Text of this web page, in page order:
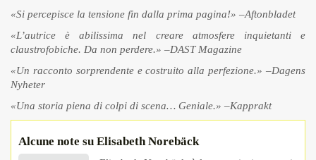
«Si percepisce la tensione fin dalla prima pagina!» –Aftonbladet
«L’autrice è abilissima nel creare atmosfere inquietanti e
claustrofobiche. Da non perdere.» –DAST Magazine
«Un racconto sorprendente e costruito alla perfezione.» –Dagens
Nyheter
«Una storia piena di colpi di scena… Geniale.» –Kapprakt
Alcune note su Elisabeth Norebäck